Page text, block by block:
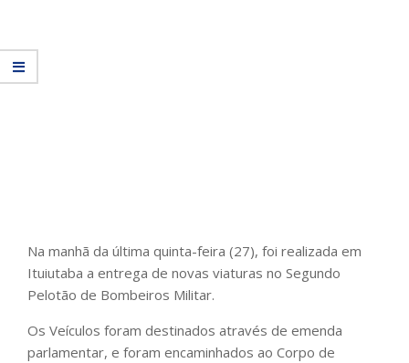
Na manhã da última quinta-feira (27), foi realizada em
Ituiutaba a entrega de novas viaturas no Segundo
Pelotão de Bombeiros Militar.
Os Veículos foram destinados através de emenda
parlamentar, e foram encaminhados ao Corpo de